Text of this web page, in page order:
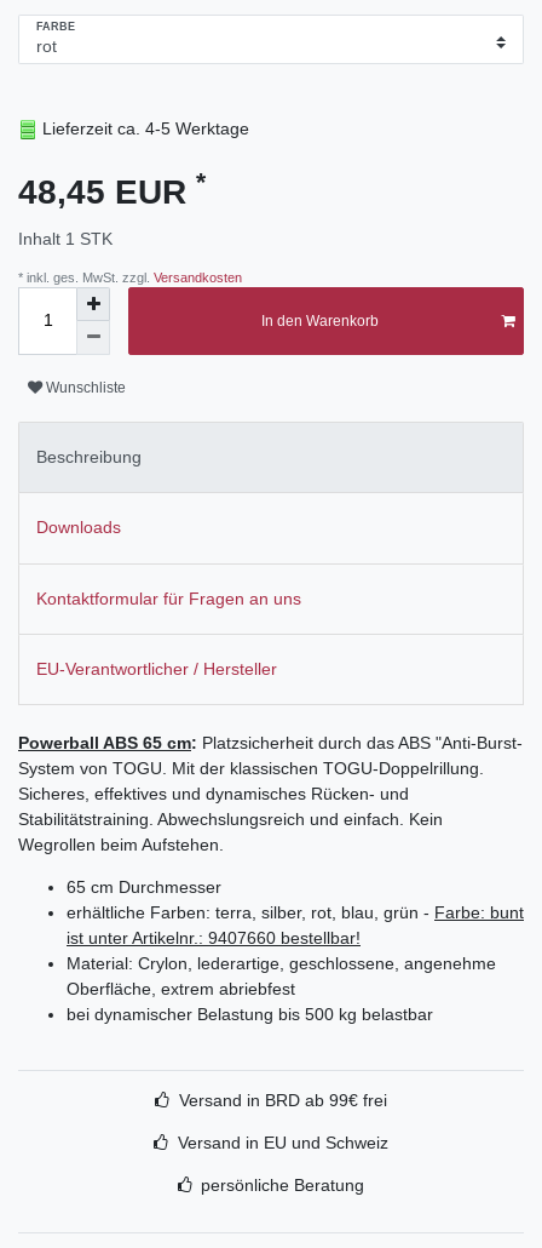
FARBE
Lieferzeit ca. 4-5 Werktage
48,45 EUR *
Inhalt 1 STK
* inkl. ges. MwSt. zzgl. Versandkosten
In den Warenkorb
Wunschliste
Beschreibung
Downloads
Kontaktformular für Fragen an uns
EU-Verantwortlicher / Hersteller
Powerball ABS 65 cm: Platzsicherheit durch das ABS "Anti-Burst-
System von TOGU. Mit der klassischen TOGU-Doppelrillung.
Sicheres, effektives und dynamisches Rücken- und
Stabilitätstraining. Abwechslungsreich und einfach. Kein
Wegrollen beim Aufstehen.
65 cm Durchmesser
erhältliche Farben: terra, silber, rot, blau, grün - Farbe: bunt
ist unter Artikelnr.: 9407660 bestellbar!
Material: Crylon, lederartige, geschlossene, angenehme
Oberfläche, extrem abriebfest
bei dynamischer Belastung bis 500 kg belastbar
Versand in BRD ab 99€ frei
Versand in EU und Schweiz
persönliche Beratung